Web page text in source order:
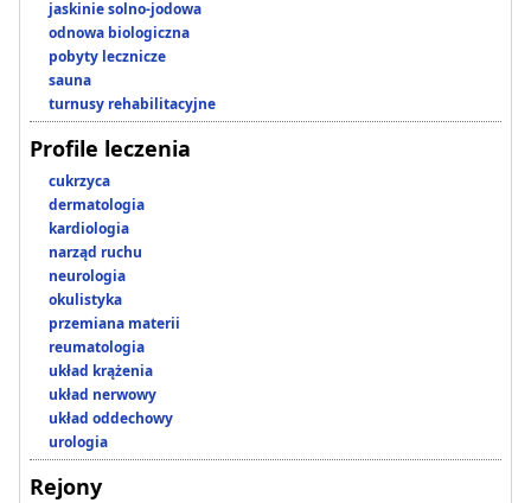
jaskinie solno-jodowa
odnowa biologiczna
pobyty lecznicze
sauna
turnusy rehabilitacyjne
Profile leczenia
cukrzyca
dermatologia
kardiologia
narząd ruchu
neurologia
okulistyka
przemiana materii
reumatologia
układ krążenia
układ nerwowy
układ oddechowy
urologia
Rejony